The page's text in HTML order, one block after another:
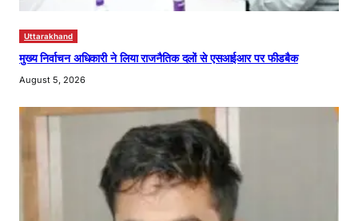
Uttarakhand
मुख्य निर्वाचन अधिकारी ने लिया राजनैतिक दलों से एसआईआर पर फीडबैक
August 5, 2026